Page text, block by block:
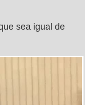
sea igual de